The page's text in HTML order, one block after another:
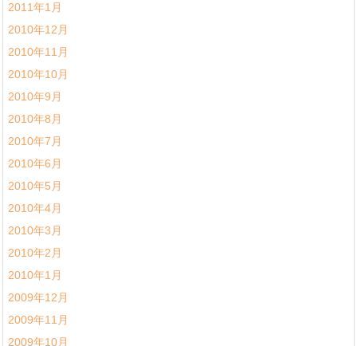
2011年1月
2010年12月
2010年11月
2010年10月
2010年9月
2010年8月
2010年7月
2010年6月
2010年5月
2010年4月
2010年3月
2010年2月
2010年1月
2009年12月
2009年11月
2009年10月